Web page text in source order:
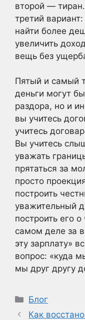
второй —
третий
найти более
увеличить
вещь без
Пятый и самый
деньги могут
раздора, но и
вы учитесь
учитесь
Вы учитесь
уважать
прятаться за
просто
построить
уважительный
построить его
самом деле за
эту зарплату»
вопрос: «куда
мы друг другу
Рубрики
Блог
Как